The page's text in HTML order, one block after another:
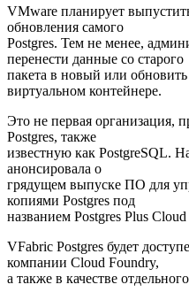
VMware планирует
обновления самого
Postgres. Тем не менее,
перенести данные со старого
пакета в новый или
виртуальном контейнере.
Это не первая организация,
Postgres, также
известную как PostgreSQL.
анонсировала о
грядущем выпуске ПО для
копиями Postgres под
названием Postgres Plus Cloud
VFabric Postgres будет
компании Cloud Foundry,
а также в качестве